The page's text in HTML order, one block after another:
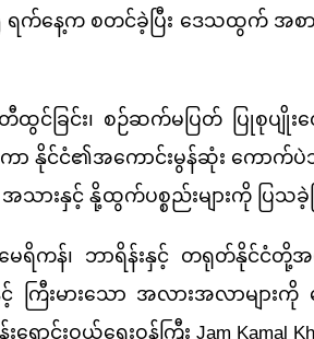
ရက်နေ့က စတင်ခဲ့ပြီး ဒေသထွက် အစ
င်း၊ စဉ်ဆက်မပြတ် ပြုစုပျိုးထေ
င်ငံ၏အကောင်းမွန်ဆုံး ကောက်ပဲသီးနှံ
အသားနှင့် နို့ထွက်ပစ္စည်းများကို ပြသခဲ့
န်၊ ဘာရိန်းနှင့် တရုတ်နိုင်ငံတို့အပ
ြီးမားသော အလားအလာများကို
ောင်းဝယ်ရေးဝန်ကြီး Jam Kamal